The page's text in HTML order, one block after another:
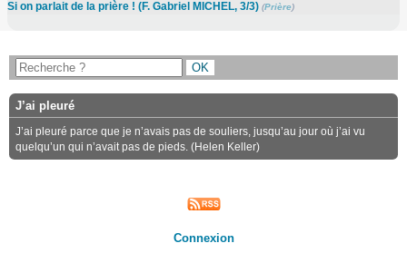
Si on parlait de la prière ! (F. Gabriel MICHEL, 3/3) (Prière)
J’ai pleuré
J’ai pleuré parce que je n’avais pas de souliers, jusqu’au jour où j’ai vu
quelqu’un qui n’avait pas de pieds. (Helen Keller)
Connexion